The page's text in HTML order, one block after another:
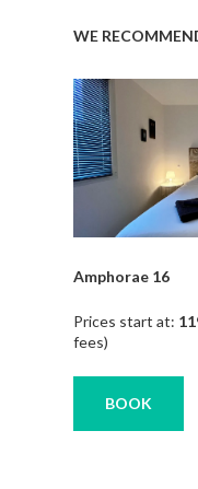
WE
Amphorae 16
Prices start at:
fees)
BOOK